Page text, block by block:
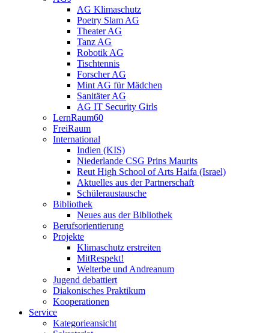
AG Klimaschutz
Poetry Slam AG
Theater AG
Tanz AG
Robotik AG
Tischtennis
Forscher AG
Mint AG für Mädchen
Sanitäter AG
AG IT Security Girls
LernRaum60
FreiRaum
International
Indien (KIS)
Niederlande CSG Prins Maurits
Reut High School of Arts Haifa (Israel)
Aktuelles aus der Partnerschaft
Schüleraustausche
Bibliothek
Neues aus der Bibliothek
Berufsorientierung
Projekte
Klimaschutz erstreiten
MitRespekt!
Welterbe und Andreanum
Jugend debattiert
Diakonisches Praktikum
Kooperationen
Service
Kategorieansicht